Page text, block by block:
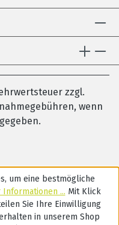
zzgl.
wenn
um eine bestmögliche
Informationen ... Mit Klick
Sie Ihre Einwilligung
in unserem Shop